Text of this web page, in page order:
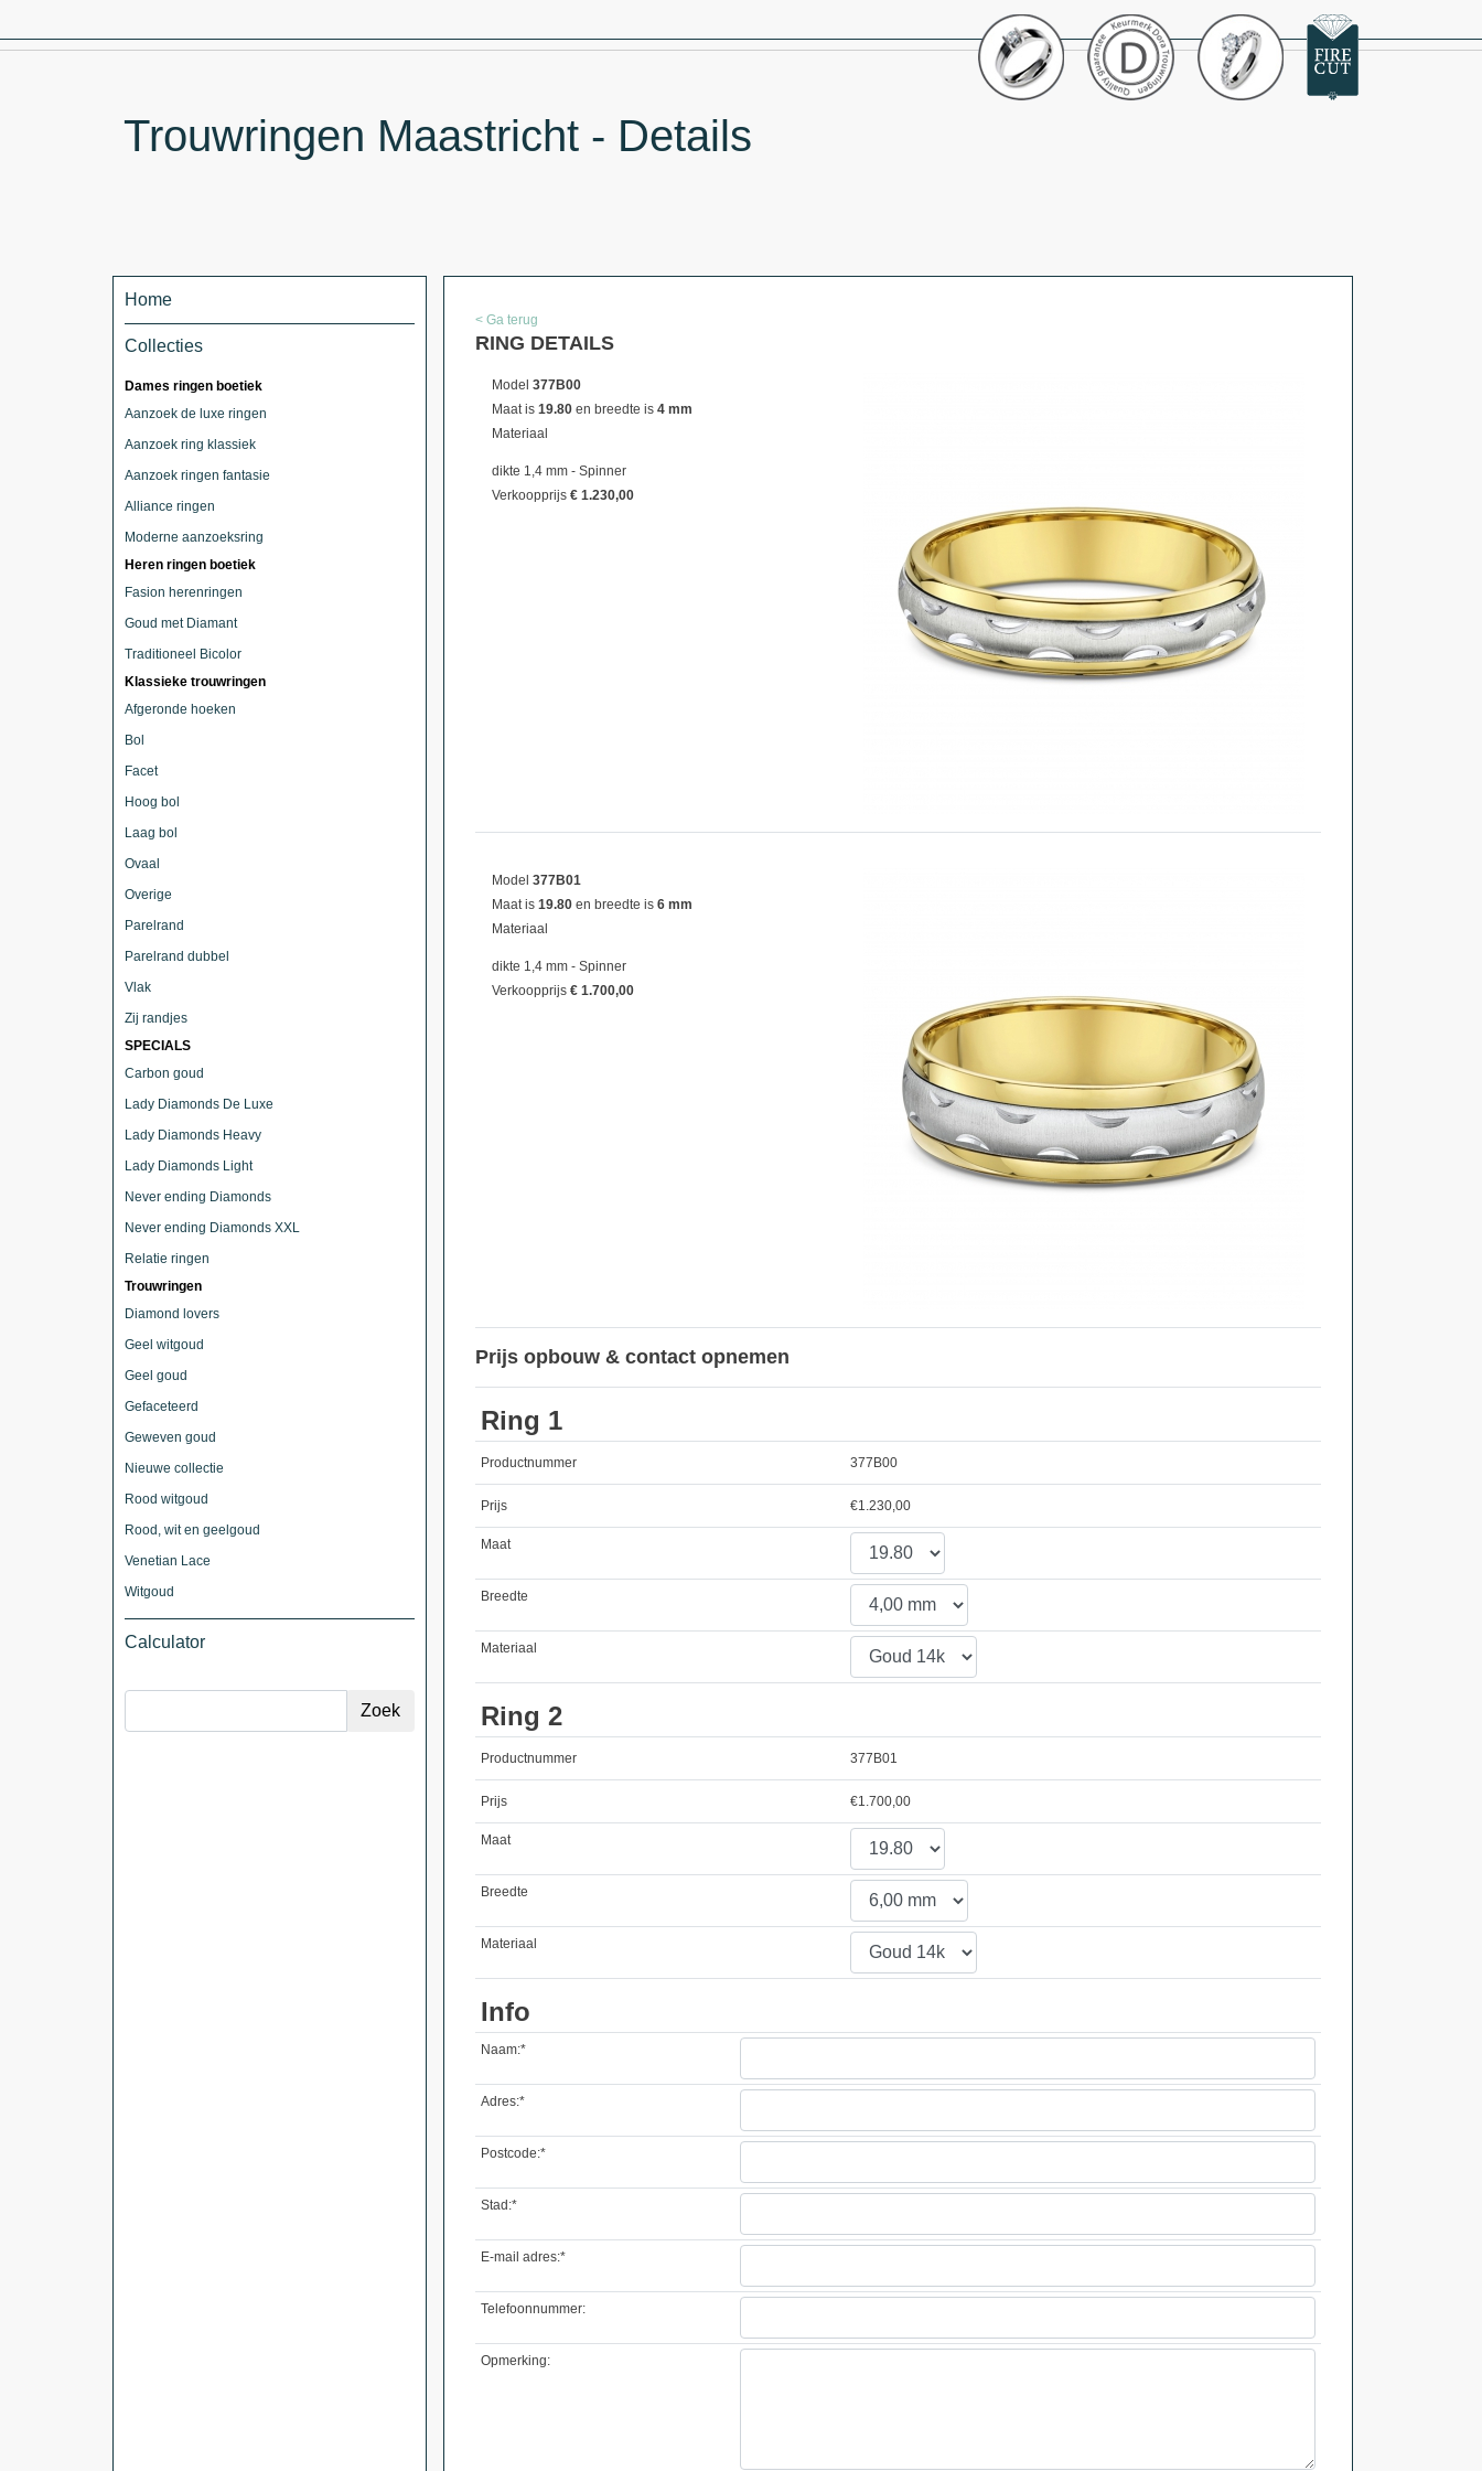
Trouwringen Maastricht - Details
< Ga terug
RING DETAILS
Model 377B00
Maat is 19.80 en breedte is 4 mm
Materiaal
dikte 1,4 mm - Spinner
Verkoopprijs € 1.230,00
Model 377B01
Maat is 19.80 en breedte is 6 mm
Materiaal
dikte 1,4 mm - Spinner
Verkoopprijs € 1.700,00
Prijs opbouw & contact opnemen
Ring 1
Productnummer 377B00
Prijs €1.230,00
Maat
Breedte
Materiaal
Ring 2
Productnummer 377B01
Prijs €1.700,00
Maat
Breedte
Materiaal
Info
Naam:*
Adres:*
Postcode:*
Stad:*
E-mail adres:*
Telefoonnummer:
Opmerking:
Home
Collecties
Dames ringen boetiek
Aanzoek de luxe ringen
Aanzoek ring klassiek
Aanzoek ringen fantasie
Alliance ringen
Moderne aanzoeksring
Heren ringen boetiek
Fasion herenringen
Goud met Diamant
Traditioneel Bicolor
Klassieke trouwringen
Afgeronde hoeken
Bol
Facet
Hoog bol
Laag bol
Ovaal
Overige
Parelrand
Parelrand dubbel
Vlak
Zij randjes
SPECIALS
Carbon goud
Lady Diamonds De Luxe
Lady Diamonds Heavy
Lady Diamonds Light
Never ending Diamonds
Never ending Diamonds XXL
Relatie ringen
Trouwringen
Diamond lovers
Geel witgoud
Geel goud
Gefaceteerd
Geweven goud
Nieuwe collectie
Rood witgoud
Rood, wit en geelgoud
Venetian Lace
Witgoud
Calculator